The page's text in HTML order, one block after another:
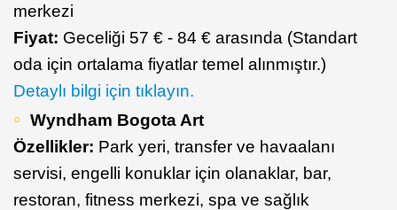
merkezi
Fiyat: Geceliği 57 € - 84 € arasında (Standart
oda için ortalama fiyatlar temel alınmıştır.)
Detaylı bilgi için tıklayın.
Wyndham Bogota Art
Özellikler: Park yeri, transfer ve havaalanı
servisi, engelli konuklar için olanaklar, bar,
restoran, fitness merkezi, spa ve sağlık